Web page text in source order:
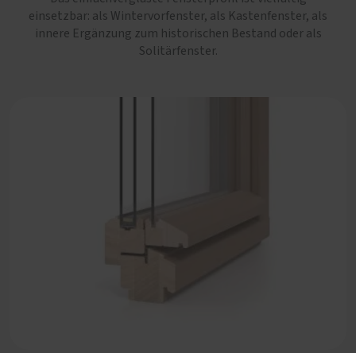
einsetzbar: als Wintervorfenster, als Kastenfenster, als
innere Ergänzung zum historischen Bestand oder als
Solitärfenster.